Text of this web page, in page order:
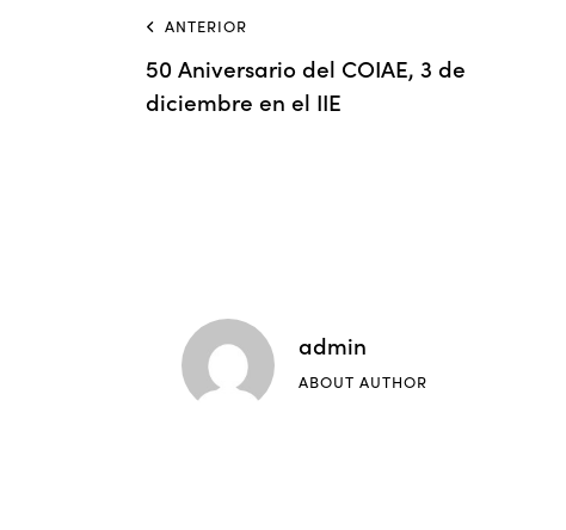
ANTERIOR
50 Aniversario del COIAE, 3 de
diciembre en el IIE
admin
ABOUT AUTHOR